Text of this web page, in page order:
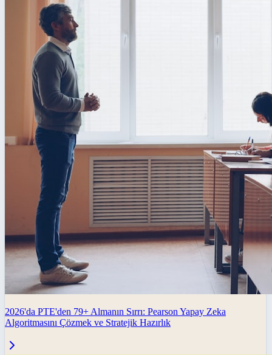
2026'da PTE'den 79+ Almanın Sırrı: Pearson Yapay Zeka
Algoritmasını Çözmek ve Stratejik Hazırlık